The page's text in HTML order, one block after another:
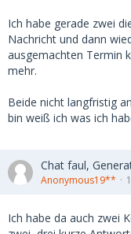
Ich habe gerade zwei
Nachricht und dann
ausgemachten Termin
mehr.
Beide nicht langfristig
bin weiß ich was ich
Chat faul,
Anonymous19**
Ich habe da auch zwei